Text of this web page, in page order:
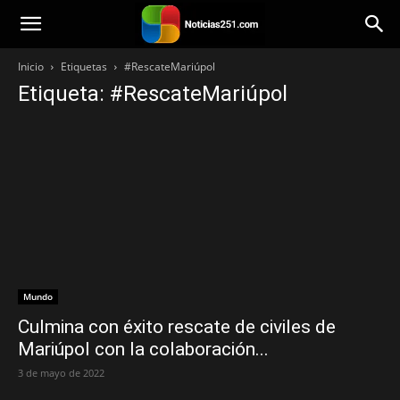
Noticias251
Inicio Etiquetas #RescateMariúpol
Etiqueta: #RescateMariúpol
Mundo
Culmina con éxito rescate de civiles de
Mariúpol con la colaboración...
3 de mayo de 2022